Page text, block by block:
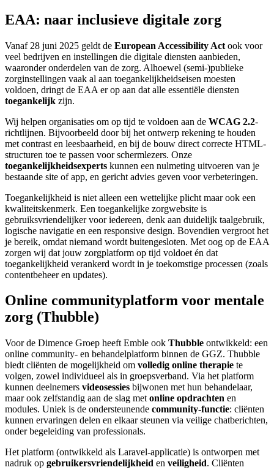
EAA: naar inclusieve digitale zorg
Vanaf 28 juni 2025 geldt de European Accessibility Act ook voor
veel bedrijven en instellingen die digitale diensten aanbieden,
waaronder onderdelen van de zorg. Alhoewel (semi-)publieke
zorginstellingen vaak al aan toegankelijkheidseisen moesten
voldoen, dringt de EAA er op aan dat alle essentiële diensten
toegankelijk zijn.
Wij helpen organisaties om op tijd te voldoen aan de WCAG 2.2-
richtlijnen. Bijvoorbeeld door bij het ontwerp rekening te houden
met contrast en leesbaarheid, en bij de bouw direct correcte HTML-
structuren toe te passen voor schermlezers. Onze
toegankelijkheidsexperts kunnen een nulmeting uitvoeren van je
bestaande site of app, en gericht advies geven voor verbeteringen.
Toegankelijkheid is niet alleen een wettelijke plicht maar ook een
kwaliteitskenmerk. Een toegankelijke zorgwebsite is
gebruiksvriendelijker voor iedereen, denk aan duidelijk taalgebruik,
logische navigatie en een responsive design. Bovendien vergroot het
je bereik, omdat niemand wordt buitengesloten. Met oog op de EAA
zorgen wij dat jouw zorgplatform op tijd voldoet én dat
toegankelijkheid verankerd wordt in je toekomstige processen (zoals
contentbeheer en updates).
Online communityplatform voor mentale
zorg (Thubble)
Voor de Dimence Groep heeft Emble ook Thubble ontwikkeld: een
online community- en behandelplatform binnen de GGZ. Thubble
biedt cliënten de mogelijkheid om volledig online therapie te
volgen, zowel individueel als in groepsverband. Via het platform
kunnen deelnemers videosessies bijwonen met hun behandelaar,
maar ook zelfstandig aan de slag met online opdrachten en
modules. Uniek is de ondersteunende community-functie: cliënten
kunnen ervaringen delen en elkaar steunen via veilige chatberichten,
onder begeleiding van professionals.
Het platform (ontwikkeld als Laravel-applicatie) is ontworpen met
nadruk op gebruikersvriendelijkheid en veiligheid. Cliënten